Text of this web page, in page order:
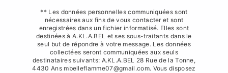
** Les données personnelles communiquées sont
nécessaires aux fins de vous contacter et sont
enregistrées dans un fichier informatisé. Elles sont
destinées à A.KL.A.BEL et ses sous-traitants dans le
seul but de répondre à votre message. Les données
collectées seront communiquées aux seuls
destinataires suivants: A.KL.A.BEL 28 Rue de la Tonne,
4430 Ans mbelleflamme07@gmail.com. Vous disposez